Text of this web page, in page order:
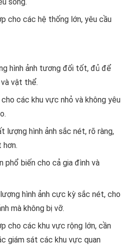
cho các hệ thống lớn, yêu cầu
hình ảnh tương đối tốt, đủ để
vật thể.
các khu vực nhỏ và không yêu
lượng hình ảnh sắc nét, rõ ràng,
hơn.
phổ biến cho cả gia đình và
hình ảnh cực kỳ sắc nét, cho
mà không bị vỡ.
cho các khu vực rộng lớn, cần
giám sát các khu vực quan